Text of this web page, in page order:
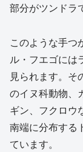
部分がツンドラ
このような手つ
ル・フエゴには
見られます。そ
のイヌ科動物、
ギン、フクロウ
南端に分布する
ています。